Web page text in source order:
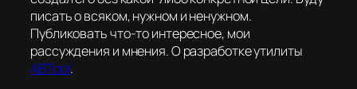
писать о всяком, нужном и ненужном.
Публиковать что-то интересное, мои
рассуждения и мнения. О разработке утилиты
ABTool.